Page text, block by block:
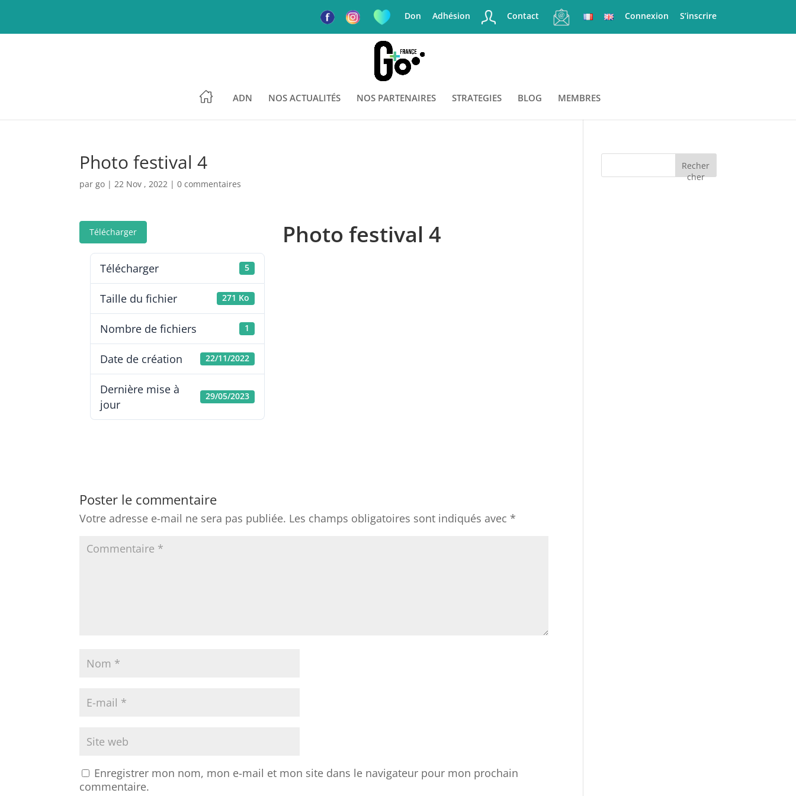
Don Adhésion Contact Connexion S’inscrire
ADN NOS ACTUALITÉS NOS PARTENAIRES STRATEGIES BLOG MEMBRES
Photo festival 4
pargo |22 Nov , 2022 |0 commentaires
Télécharger
Télécharger 5
Taille du fichier 271 Ko
Nombre de fichiers 1
Date de création 22/11/2022
Dernière mise à
jour
29/05/2023
Photo festival 4
Poster le commentaire
Votre adresse e-mail ne sera pas publiée. Les champs obligatoires sont indiqués avec *
Enregistrer mon nom, mon e-mail et mon site dans le navigateur pour mon prochain
commentaire.
Recher
cher